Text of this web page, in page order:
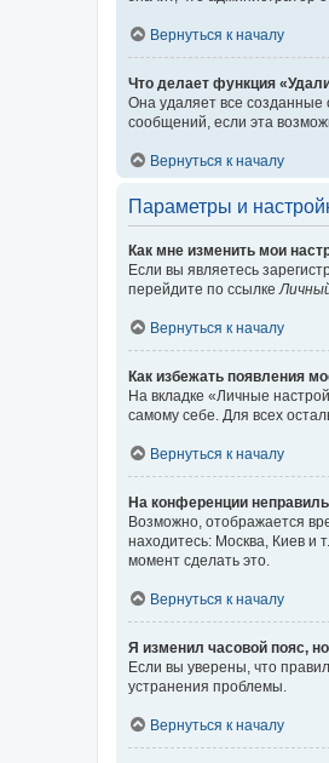
Вернуться к началу
Что делает функция
Она удаляет все созданные
сообщений, если эта
Вернуться к началу
Параметры и
Как мне изменить мои
Если вы являетесь
перейдите по ссылке
Вернуться к началу
Как избежать появления
На вкладке «Личные
самому себе. Для всех
Вернуться к началу
На конференции
Возможно, отображается
находитесь: Москва, Киев и
момент сделать это.
Вернуться к началу
Я изменил часовой пояс,
Если вы уверены, что
устранения проблемы.
Вернуться к началу